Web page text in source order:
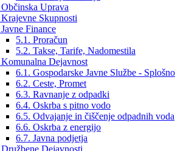
Uprava
Skupnosti
Finance
5.1. Proračun
5.2. Takse, Tarife, Nadomestila
Dejavnost
6.1. Gospodarske Javne Službe - Splošno
6.2. Ceste, Promet
6.3. Ravnanje z odpadki
6.4. Oskrba s pitno vodo
6.5. Odvajanje in čiščenje odpadnih voda
6.6. Oskrba z energijo
6.7. Javna podjetja
Družbene Dejavnosti